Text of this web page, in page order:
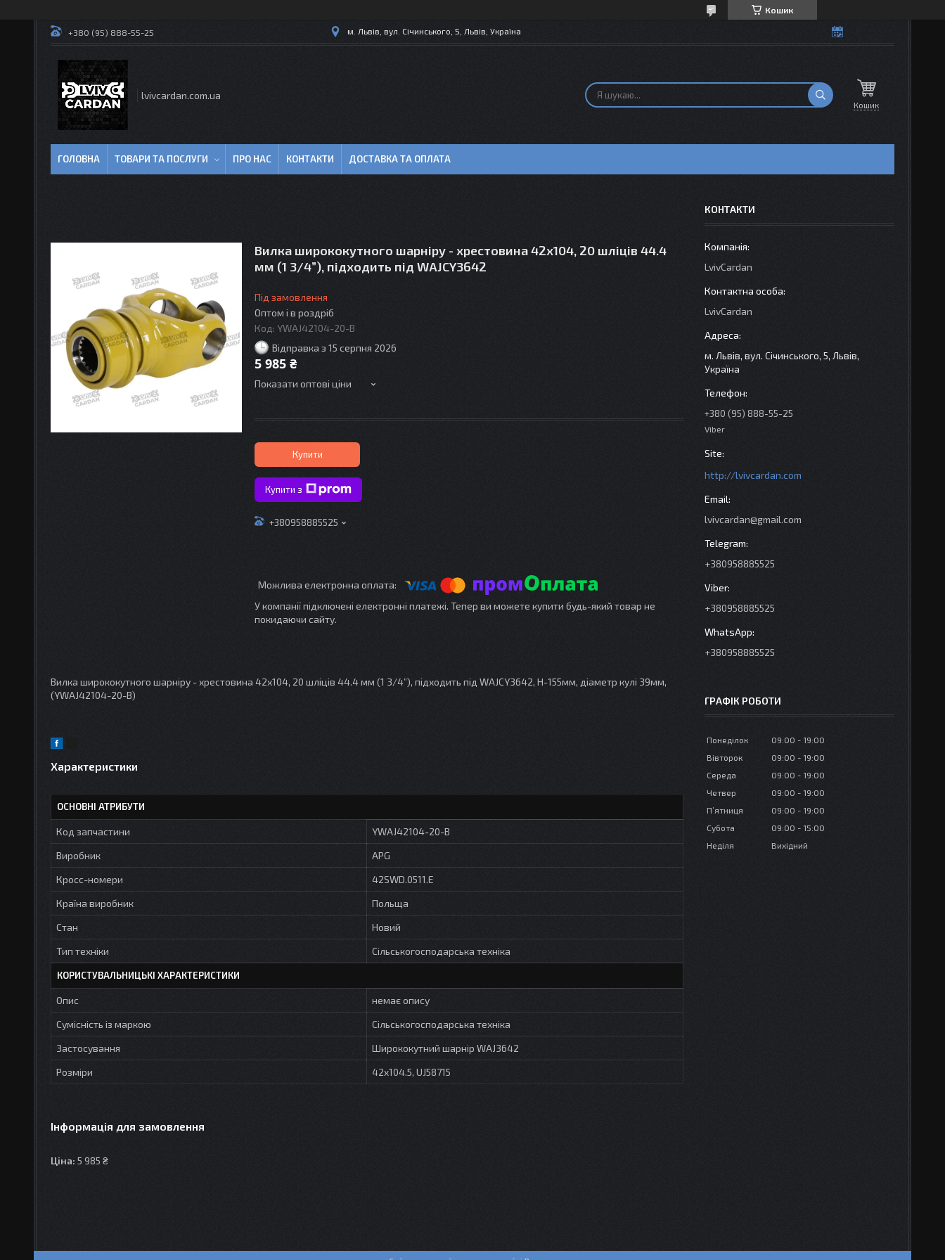
Кошик
+380 (95) 888-55-25 м. Львів, вул. Січинського, 5, Львів, Україна
lvivcardan.com.ua
Кошик
ГОЛОВНА ТОВАРИ ТА ПОСЛУГИ ПРО НАС КОНТАКТИ ДОСТАВКА ТА ОПЛАТА
Вилка ширококутного шарніру - хрестовина 42х104, 20 шліців 44.4
мм (1 3/4”), підходить під WAJCY3642
Під замовлення
Оптом і в роздріб
Код: YWAJ42104-20-B
Відправка з 15 серпня 2026
5 985 ₴
Показати оптові ціни
Купити
Купити з
+380958885525
У компанії підключені електронні платежі. Тепер ви можете купити будь-який товар не
покидаючи сайту.
Вилка ширококутного шарніру - хрестовина 42х104, 20 шліців 44.4 мм (1 3/4”), підходить під WAJCY3642, H-155мм, діаметр кулі 39мм,
(YWAJ42104-20-B)
Характеристики
ОСНОВНІ АТРИБУТИ
Код запчастини
YWAJ42104-20-B
Виробник
APG
Кросс-номери
42SWD.0511.E
Країна виробник
Польща
Стан
Новий
Тип техніки
Сільськогосподарська техніка
КОРИСТУВАЛЬНИЦЬКІ ХАРАКТЕРИСТИКИ
Опис
немає опису
Сумісність із маркою
Сільськогосподарська техніка
Застосування
Ширококутний шарнір WAJ3642
Розміри
42x104.5, UJ58715
Інформація для замовлення
Ціна: 5 985 ₴
КОНТАКТИ
LvivCardan
LvivCardan
м. Львів, вул. Січинського, 5, Львів,
Україна
+380 (95) 888-55-25
Viber
http://lvivcardan.com
lvivcardan@gmail.com
+380958885525
+380958885525
+380958885525
ГРАФІК РОБОТИ
Понеділок 09:00
19:00
Вівторок
09:00
19:00
Середа
09:00
19:00
Четвер
09:00
19:00
Пʼятниця
09:00
19:00
Субота
09:00
15:00
Неділя
Вихідний